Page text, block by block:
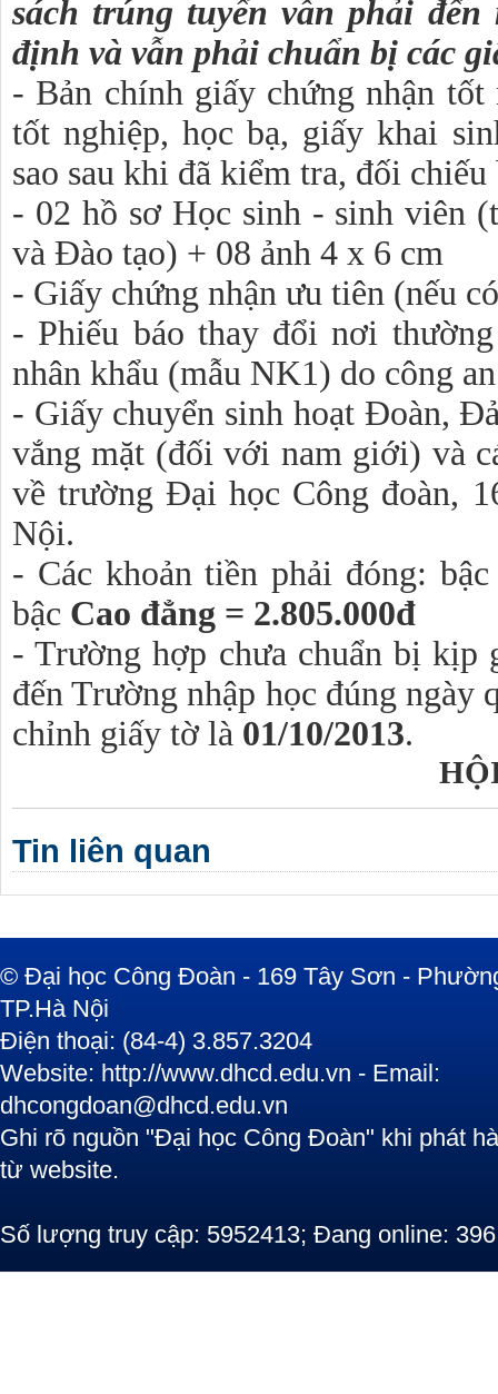
sách trúng tuyển vẫn phải
định và vẫn phải chuẩn bị các
- Bản chính giấy chứng nhận tốt
tốt nghiệp, học bạ, giấy khai
sao sau khi đã kiểm tra, đối
- 02 hồ sơ Học sinh - sinh viên
và Đào tạo) + 08 ảnh 4 x 6 cm
- Giấy chứng nhận ưu tiên (nếu
- Phiếu báo thay đổi nơi
nhân khẩu (mẫu NK1) do công
- Giấy chuyển sinh hoạt Đoàn,
vắng mặt (đối với nam giới) và
về trường Đại học Công đoàn,
Nội.
- Các khoản tiền phải đóng:
bậc Cao đẳng = 2.805.000đ
- Trường hợp chưa chuẩn bị kịp
đến Trường nhập học đúng ngày
chỉnh giấy tờ là 01/10/2013.
Tin liên quan
© Đại học Công Đoàn - 169 Tây Sơn -
TP.Hà Nội
Điện thoại: (84-4) 3.857.3204
Website: http://www.dhcd.edu.vn - Email:
dhcongdoan@dhcd.edu.vn
Ghi rõ nguồn "Đại học Công Đoàn" khi phát
từ website.
Số lượng truy cập: 5952413; Đang online: 396